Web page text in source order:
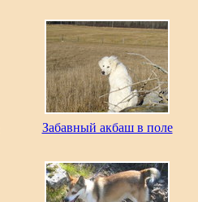
Забавный акбаш в поле